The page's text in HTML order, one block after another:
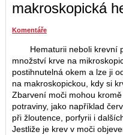
makroskopická
Komentáře
Hematurii neboli krevní
množství krve na
postihnutelná okem a lze ji
na makroskopickou, kdy si
Zbarvení moči mohou
potraviny, jako například
při žloutence, porfyrii i
Jestliže je krev v moči